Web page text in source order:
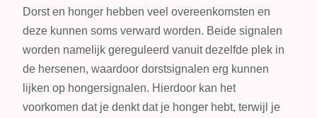
Dorst en honger hebben veel overeenkomsten en
deze kunnen soms verward worden. Beide signalen
worden namelijk gereguleerd vanuit dezelfde plek in
de hersenen, waardoor dorstsignalen erg kunnen
lijken op hongersignalen. Hierdoor kan het
voorkomen dat je denkt dat je honger hebt, terwijl je